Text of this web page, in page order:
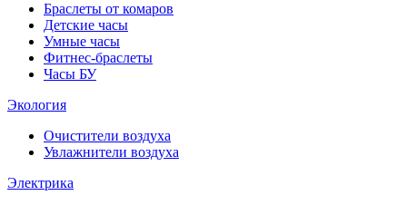
Браслеты от комаров
Детские часы
Умные часы
Фитнес-браслеты
Часы БУ
Экология
Очистители воздуха
Увлажнители воздуха
Электрика